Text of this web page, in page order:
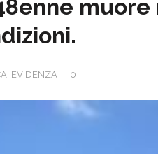
EVIDENZA 0